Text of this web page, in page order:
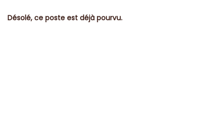
Désolé, ce poste est déjà pourvu.